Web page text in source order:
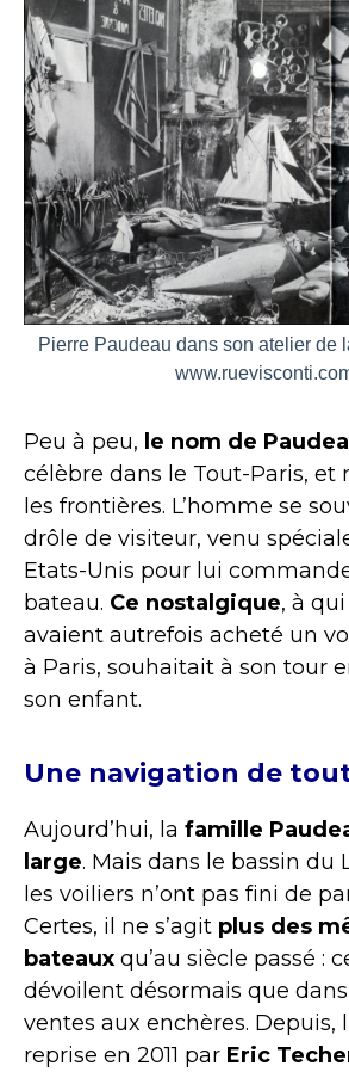
Pierre Paudeau dans son atelier de
Peu à peu, le nom de
célèbre dans le Tout-Paris, et
les frontières. L’homme se
drôle de visiteur, venu
Etats-Unis pour lui
bateau. Ce nostalgique, à
avaient autrefois acheté un
à Paris, souhaitait à son tour
son enfant.
Une navigation de
Aujourd’hui, la famille
large. Mais dans le bassin du
les voiliers n’ont pas fini de
Certes, il ne s’agit plus des
bateaux qu’au siècle passé :
dévoilent désormais que
ventes aux enchères. Depuis,
reprise en 2011 par Eric